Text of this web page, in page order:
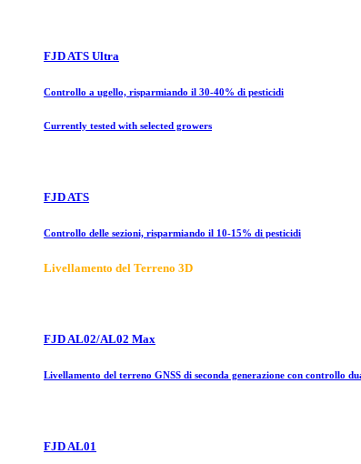
FJD ATS Ultra
Controllo a ugello, risparmiando il 30-40% di pesticidi
Currently tested with selected growers
FJD ATS
Controllo delle sezioni, risparmiando il 10-15% di pesticidi
Livellamento del Terreno 3D
FJD AL02/AL02 Max
Livellamento del terreno GNSS di seconda generazione con controllo
FJD AL01